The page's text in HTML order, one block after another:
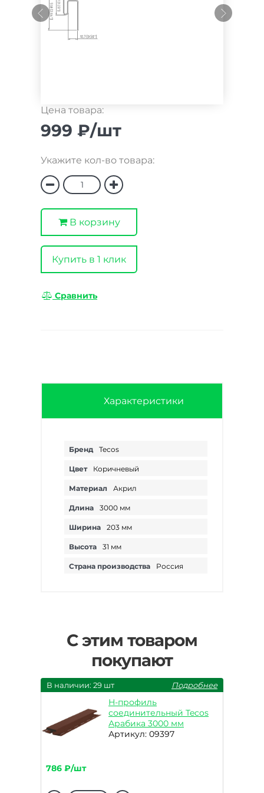
Цена товара:
999 ₽/шт
Укажите кол-во товара:
В корзину
Купить в 1 клик
Сравнить
Характеристики
Бренд Tecos
Цвет Коричневый
Материал Акрил
Длина 3000 мм
Ширина 203 мм
Высота 31 мм
Страна производства Россия
С этим товаром
покупают
В наличии: 29 шт Подробнее
H-профиль
соединительный Tecos
Арабика 3000 мм
Артикул: 09397
786 ₽/шт